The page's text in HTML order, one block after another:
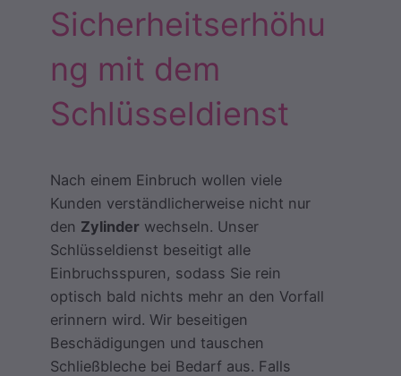
Sicherheitserhöhu
ng mit dem
Schlüsseldienst
Nach einem Einbruch wollen viele
Kunden verständlicherweise nicht nur
den Zylinder wechseln. Unser
Schlüsseldienst beseitigt alle
Einbruchsspuren, sodass Sie rein
optisch bald nichts mehr an den Vorfall
erinnern wird. Wir beseitigen
Beschädigungen und tauschen
Schließbleche bei Bedarf aus. Falls